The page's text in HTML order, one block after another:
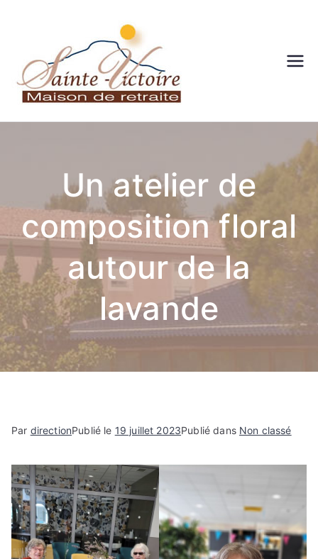
Maison
de
retraite
– Sainte
victoire
– Aix en
Provenc
e
Un atelier de
composition floral
autour de la
lavande
Par directionPublié le 19 juillet 2023Publié dans Non classé